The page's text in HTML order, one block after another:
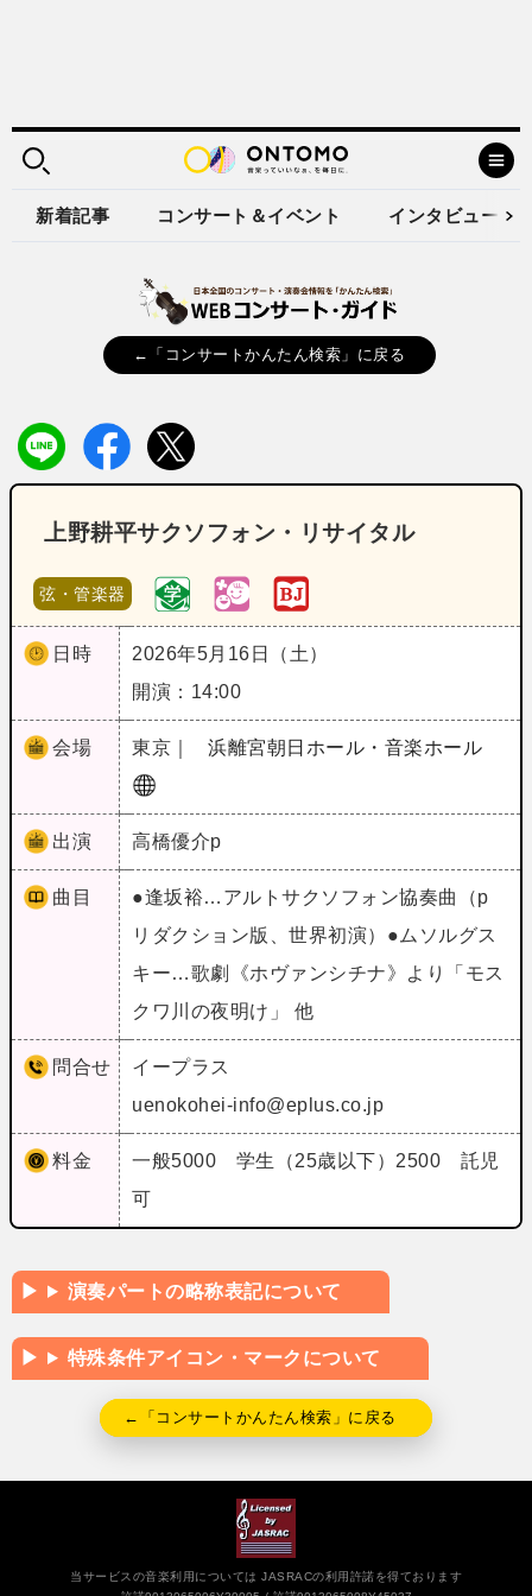
新着記事 コンサート＆イベント インタビュー
←「コンサートかんたん検索」に戻る
上野耕平サクソフォン・リサイタル
弦・管楽器
日時
2026年5月16日（土）
開演：14:00
会場 東京｜ 浜離宮朝日ホール・音楽ホール
出演 高橋優介p
曲目
●逢坂裕…アルトサクソフォン協奏曲（p
リダクション版、世界初演）●ムソルグス
キー…歌劇《ホヴァンシチナ》より「モス
クワ川の夜明け」 他
問合せ
イープラス
uenokohei-info@eplus.co.jp
料金
一般5000 学生（25歳以下）2500 託児
可
演奏パートの略称表記について
特殊条件アイコン・マークについて
←「コンサートかんたん検索」に戻る
当サービスの音楽利用については JASRACの利用許諾を得ております